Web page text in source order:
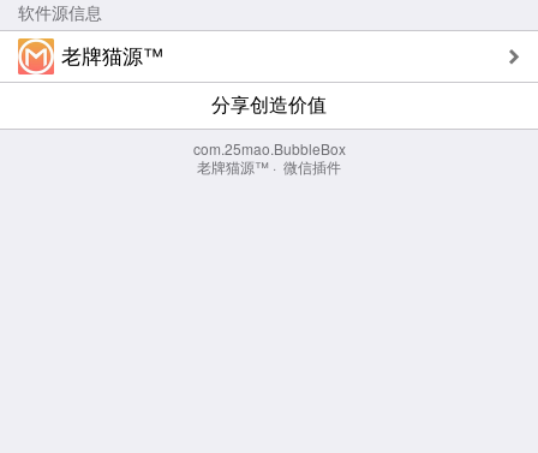
软件源信息
老牌猫源™
分享创造价值
com.25mao.BubbleBox
老牌猫源™ · 微信插件